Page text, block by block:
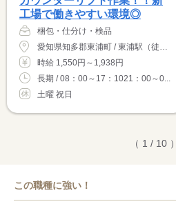
工場で働きやすい環境◎
梱包・仕分け・検品
愛知県知多郡東浦町 / 東浦駅（徒歩7分）
時給 1,550円～1,938円
長期 / 08：00～17：1021：00～0...
土曜 祝日
（ 1 / 10 ）
この職種に強い！